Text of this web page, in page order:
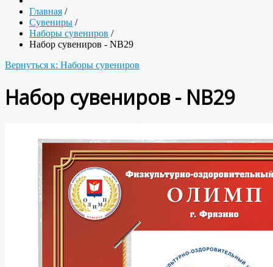
Главная /
Сувениры /
Наборы сувениров /
Набор сувениров - NB29
Вернуться к: Наборы сувениров
Набор сувениров - NB29